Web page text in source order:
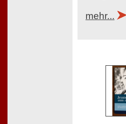
mehr...